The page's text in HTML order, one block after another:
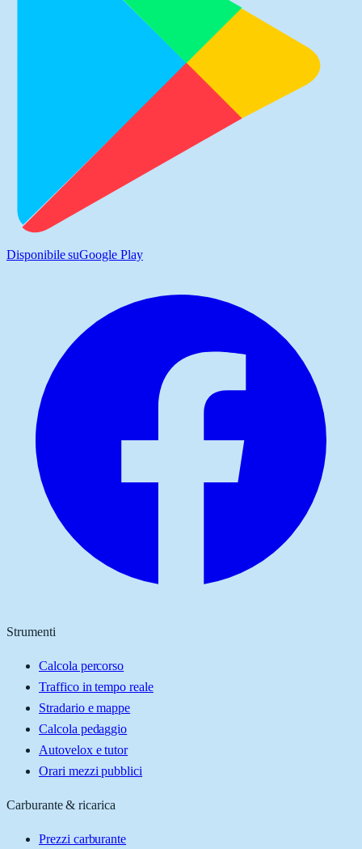
Disponibile suGoogle Play
Strumenti
Calcola percorso
Traffico in tempo reale
Stradario e mappe
Calcola pedaggio
Autovelox e tutor
Orari mezzi pubblici
Carburante & ricarica
Prezzi carburante